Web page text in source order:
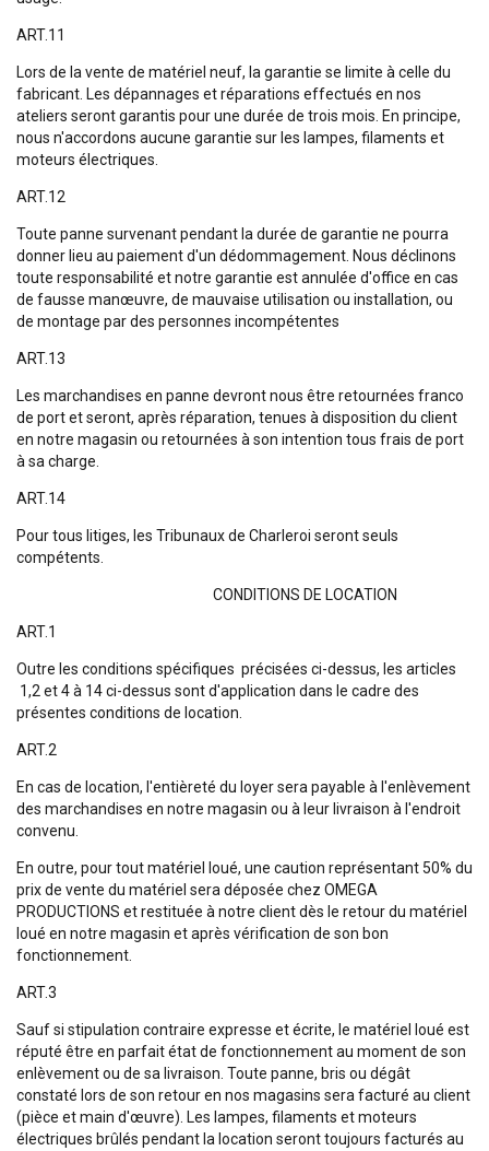
ART.11
Lors de la vente de matériel neuf, la garantie se limite à celle du
fabricant. Les dépannages et réparations effectués en nos
ateliers seront garantis pour une durée de trois mois. En principe,
nous n'accordons aucune garantie sur les lampes, filaments et
moteurs électriques.
ART.12
Toute panne survenant pendant la durée de garantie ne pourra
donner lieu au paiement d'un dédommagement. Nous déclinons
toute responsabilité et notre garantie est annulée d'office en cas
de fausse manœuvre, de mauvaise utilisation ou installation, ou
de montage par des personnes incompétentes
ART.13
Les marchandises en panne devront nous être retournées franco
de port et seront, après réparation, tenues à disposition du client
en notre magasin ou retournées à son intention tous frais de port
à sa charge.
ART.14
Pour tous litiges, les Tribunaux de Charleroi seront seuls
compétents.
CONDITIONS DE LOCATION
ART.1
Outre les conditions spécifiques précisées ci-dessus, les articles
1,2 et 4 à 14 ci-dessus sont d'application dans le cadre des
présentes conditions de location.
ART.2
En cas de location, l'entièreté du loyer sera payable à l'enlèvement
des marchandises en notre magasin ou à leur livraison à l'endroit
convenu.
En outre, pour tout matériel loué, une caution représentant 50% du
prix de vente du matériel sera déposée chez OMEGA
PRODUCTIONS et restituée à notre client dès le retour du matériel
loué en notre magasin et après vérification de son bon
fonctionnement.
ART.3
Sauf si stipulation contraire expresse et écrite, le matériel loué est
réputé être en parfait état de fonctionnement au moment de son
enlèvement ou de sa livraison. Toute panne, bris ou dégât
constaté lors de son retour en nos magasins sera facturé au client
(pièce et main d'œuvre). Les lampes, filaments et moteurs
électriques brûlés pendant la location seront toujours facturés au